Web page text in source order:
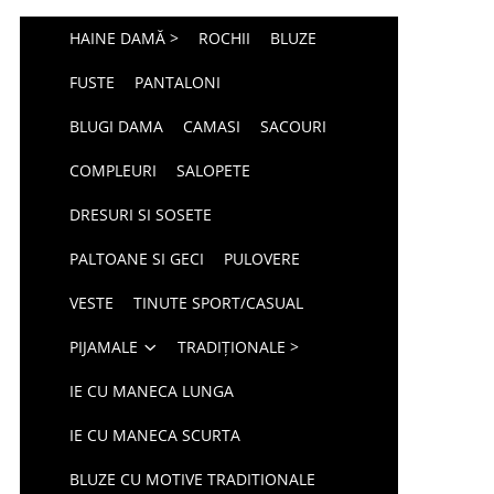
HAINE DAMĂ > ROCHII BLUZE
FUSTE PANTALONI
BLUGI DAMA CAMASI SACOURI
COMPLEURI SALOPETE
DRESURI SI SOSETE
PALTOANE SI GECI PULOVERE
VESTE TINUTE SPORT/CASUAL
PIJAMALE TRADIȚIONALE >
IE CU MANECA LUNGA
IE CU MANECA SCURTA
BLUZE CU MOTIVE TRADITIONALE